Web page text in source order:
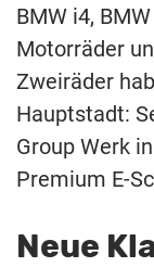
BMW i4,
Motorräder
Zweiräder
Hauptstadt:
Group Werk
Premium E-
Neue